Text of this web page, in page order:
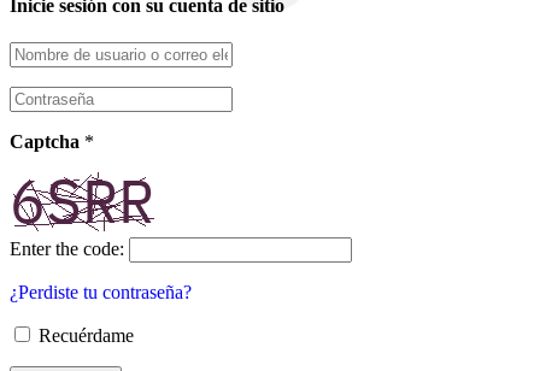
Inicie sesión con su cuenta de sitio
Captcha *
Enter the code:
¿Perdiste tu contraseña?
Recuérdame